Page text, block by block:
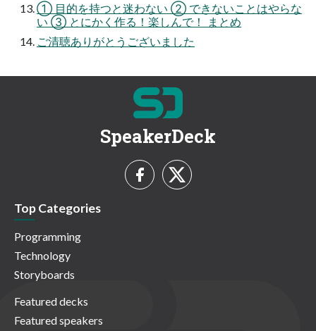
① ⽬的を持つと迷わない ② できないことはやらな
い ③ とにかく作る！楽しんで！ まとめ
ご清聴ありがとうございました
SpeakerDeck
Top Categories
Programming
Technology
Storyboards
Featured decks
Featured speakers